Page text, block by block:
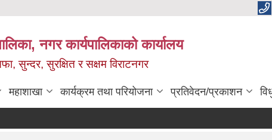
नगर कार्यपालिकाको कार्यालय
सुन्दर, सुरक्षित र सक्षम विराटनगर
महाशाखा कार्यक्रम तथा परियोजना प्रतिवेदन/प्रकाशन